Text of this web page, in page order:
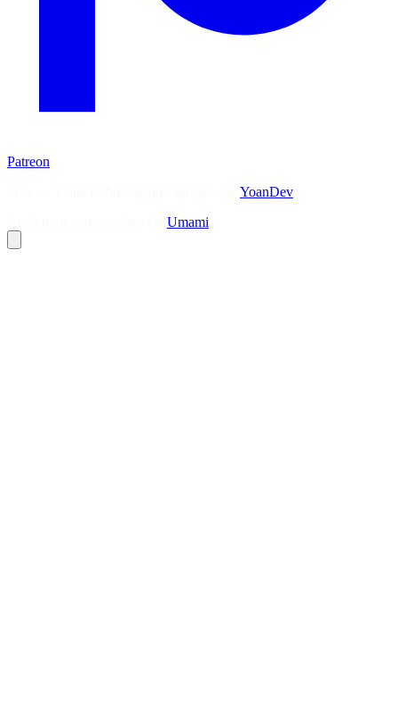
Patreon
YoanDev
Umami